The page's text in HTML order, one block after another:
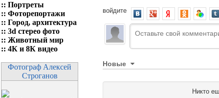
:: Портреты
:: Фоторепортажи
:: Город, архитектура
:: 3d стерео фото
:: Животный мир
:: 4К и 8К видео
Фотограф Алексей
Строганов
войдите
Новые
Никто